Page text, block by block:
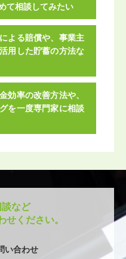
て相談してみたい
よる賠償や、事業主
用した貯蓄の方法な
効率の改善方法や、
を一度専門家に相談
など
ください。
い合わせ